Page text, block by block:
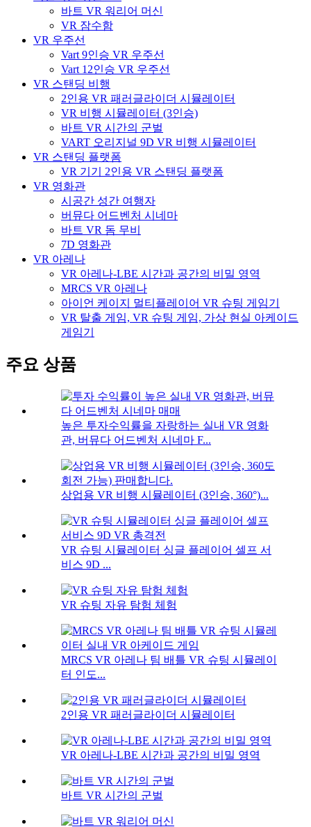
바트 VR 워리어 머신
VR 잠수함
VR 우주선
Vart 9인승 VR 우주선
Vart 12인승 VR 우주선
VR 스탠딩 비행
2인용 VR 패러글라이더 시뮬레이터
VR 비행 시뮬레이터 (3인승)
바트 VR 시간의 군벌
VART 오리지널 9D VR 비행 시뮬레이터
VR 스탠딩 플랫폼
VR 기기 2인용 VR 스탠딩 플랫폼
VR 영화관
시공간 성간 여행자
버뮤다 어드벤처 시네마
바트 VR 돔 무비
7D 영화관
VR 아레나
VR 아레나-LBE 시간과 공간의 비밀 영역
MRCS VR 아레나
아이언 케이지 멀티플레이어 VR 슈팅 게임기
VR 탈출 게임, VR 슈팅 게임, 가상 현실 아케이드
게임기
주요 상품
높은 투자수익률을 자랑하는 실내 VR 영화
관, 버뮤다 어드벤처 시네마 F...
상업용 VR 비행 시뮬레이터 (3인승, 360°)...
VR 슈팅 시뮬레이터 싱글 플레이어 셀프 서
비스 9D ...
VR 슈팅 자유 탐험 체험
MRCS VR 아레나 팀 배틀 VR 슈팅 시뮬레이
터 인도...
2인용 VR 패러글라이더 시뮬레이터
VR 아레나-LBE 시간과 공간의 비밀 영역
바트 VR 시간의 군벌